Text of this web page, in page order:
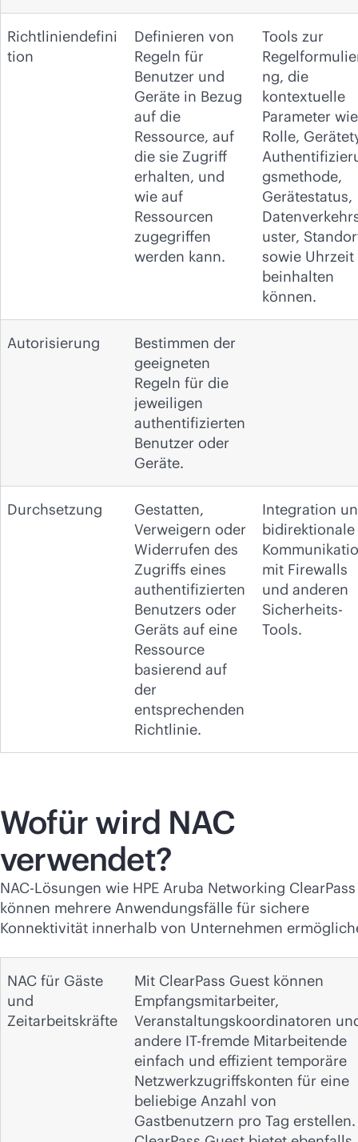
Richtliniendefini
tion
Definieren von
Regeln für
Benutzer und
Geräte in Bezug
auf die
Ressource, auf
die sie Zugriff
erhalten, und
wie auf
Ressourcen
zugegriffen
werden kann.
Tools zur
ng, die
kontextuelle
Parameter wie
Rolle,
gsmethode,
Gerätestatus,
uster,
sowie Uhrzeit
beinhalten
können.
Autorisierung
Bestimmen der
geeigneten
Regeln für die
jeweiligen
authentifizierten
Benutzer oder
Geräte.
Durchsetzung
Gestatten,
Verweigern oder
Widerrufen des
Zugriffs eines
authentifizierten
Benutzers oder
Geräts auf eine
Ressource
basierend auf
der
entsprechenden
Richtlinie.
Integration
bidirektionale
mit Firewalls
und anderen
Sicherheits-
Tools.
Wofür wird NAC
verwendet?
NAC-Lösungen wie HPE Aruba Networking ClearPass
können mehrere Anwendungsfälle für sichere
Konnektivität innerhalb von Unternehmen
NAC für Gäste
und
Zeitarbeitskräfte
Mit ClearPass Guest können
Empfangsmitarbeiter,
Veranstaltungskoordinatoren
andere IT-fremde Mitarbeitende
einfach und effizient temporäre
Netzwerkzugriffskonten für eine
beliebige Anzahl von
Gastbenutzern pro Tag erstellen.